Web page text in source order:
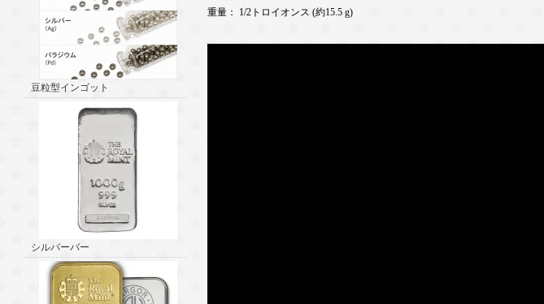
豆粒型インゴット
シルバーバー
重量： 1/2トロイオンス (約15.5 g)